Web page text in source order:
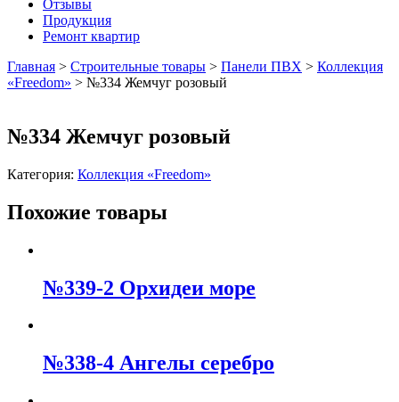
Отзывы
Продукция
Ремонт квартир
Главная > Строительные товары > Панели ПВХ > Коллекция
«Freedom» > №334 Жемчуг розовый
№334 Жемчуг розовый
Категория: Коллекция «Freedom»
Похожие товары
№339-2 Орхидеи море
№338-4 Ангелы серебро